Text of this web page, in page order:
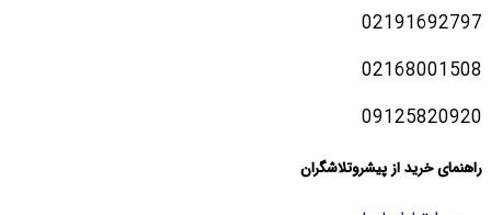
02191692797
02168001508
09125820920
راهنمای خرید از پیشروتلاشگران